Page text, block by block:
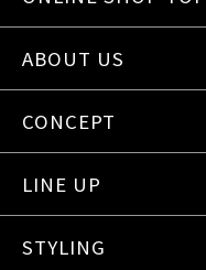
ABOUT US
CONCEPT
LINE UP
STYLING